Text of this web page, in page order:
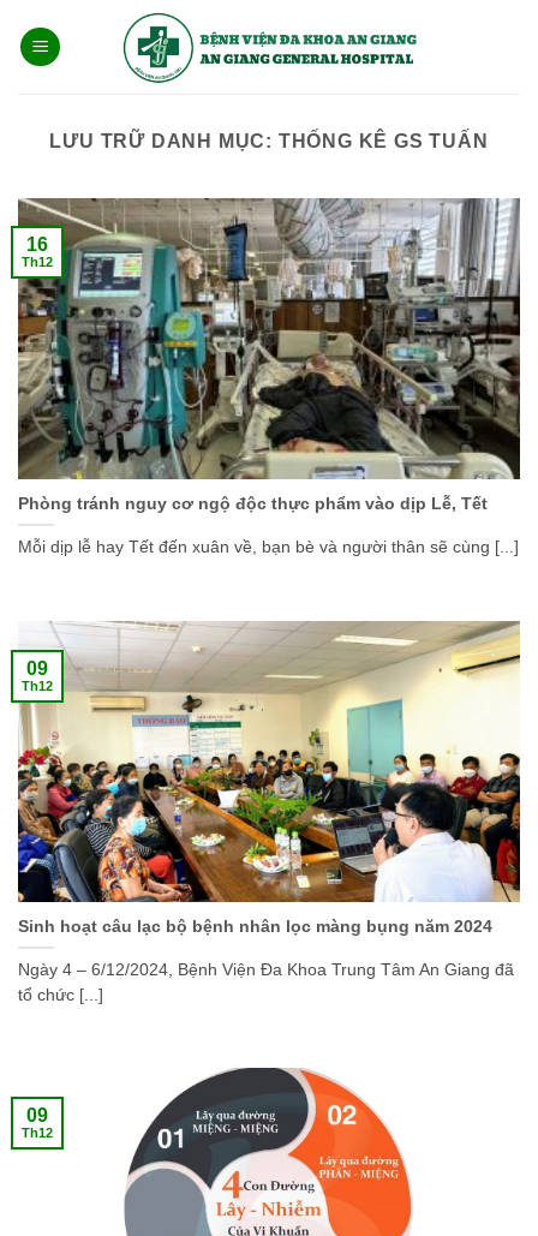
qua
LƯU TRỮ DANH MỤC: THỐNG KÊ GS TUẤN
Phòng tránh nguy cơ ngộ độc thực phẩm vào dịp Lễ, Tết
Mỗi dịp lễ hay Tết đến xuân về, bạn bè và người thân sẽ cùng [...]
16
Th12
Sinh hoạt câu lạc bộ bệnh nhân lọc màng bụng năm 2024
Ngày 4 – 6/12/2024, Bệnh Viện Đa Khoa Trung Tâm An Giang đã
tổ chức [...]
09
Th12
09
Th12